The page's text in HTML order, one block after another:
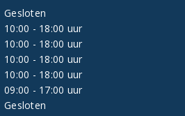
Gesloten
10:00 - 18:00 uur
10:00 - 18:00 uur
10:00 - 18:00 uur
10:00 - 18:00 uur
09:00 - 17:00 uur
Gesloten